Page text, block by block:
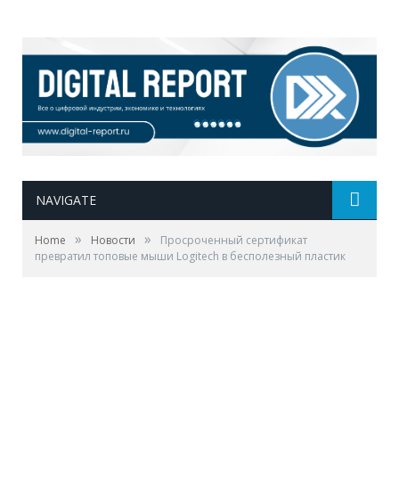
NAVIGATE
Home » Новости »
Просроченный сертификат
превратил топовые мыши Logitech в бесполезный пластик